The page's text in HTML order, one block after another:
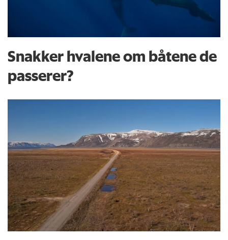
Snakker hvalene om båtene de
passerer?